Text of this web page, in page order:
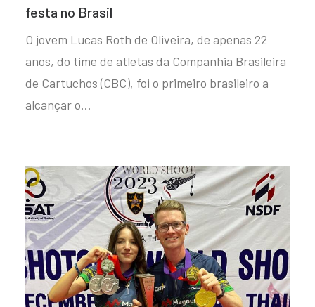
festa no Brasil
O jovem Lucas Roth de Oliveira, de apenas 22
anos, do time de atletas da Companhia Brasileira
de Cartuchos (CBC), foi o primeiro brasileiro a
alcançar o…